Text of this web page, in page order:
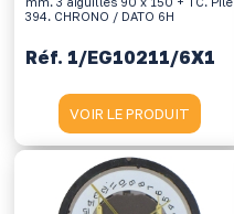
394. CHRONO / DATO 6H
Réf. 1/EG10211/6X1
VOIR LE PRODUIT